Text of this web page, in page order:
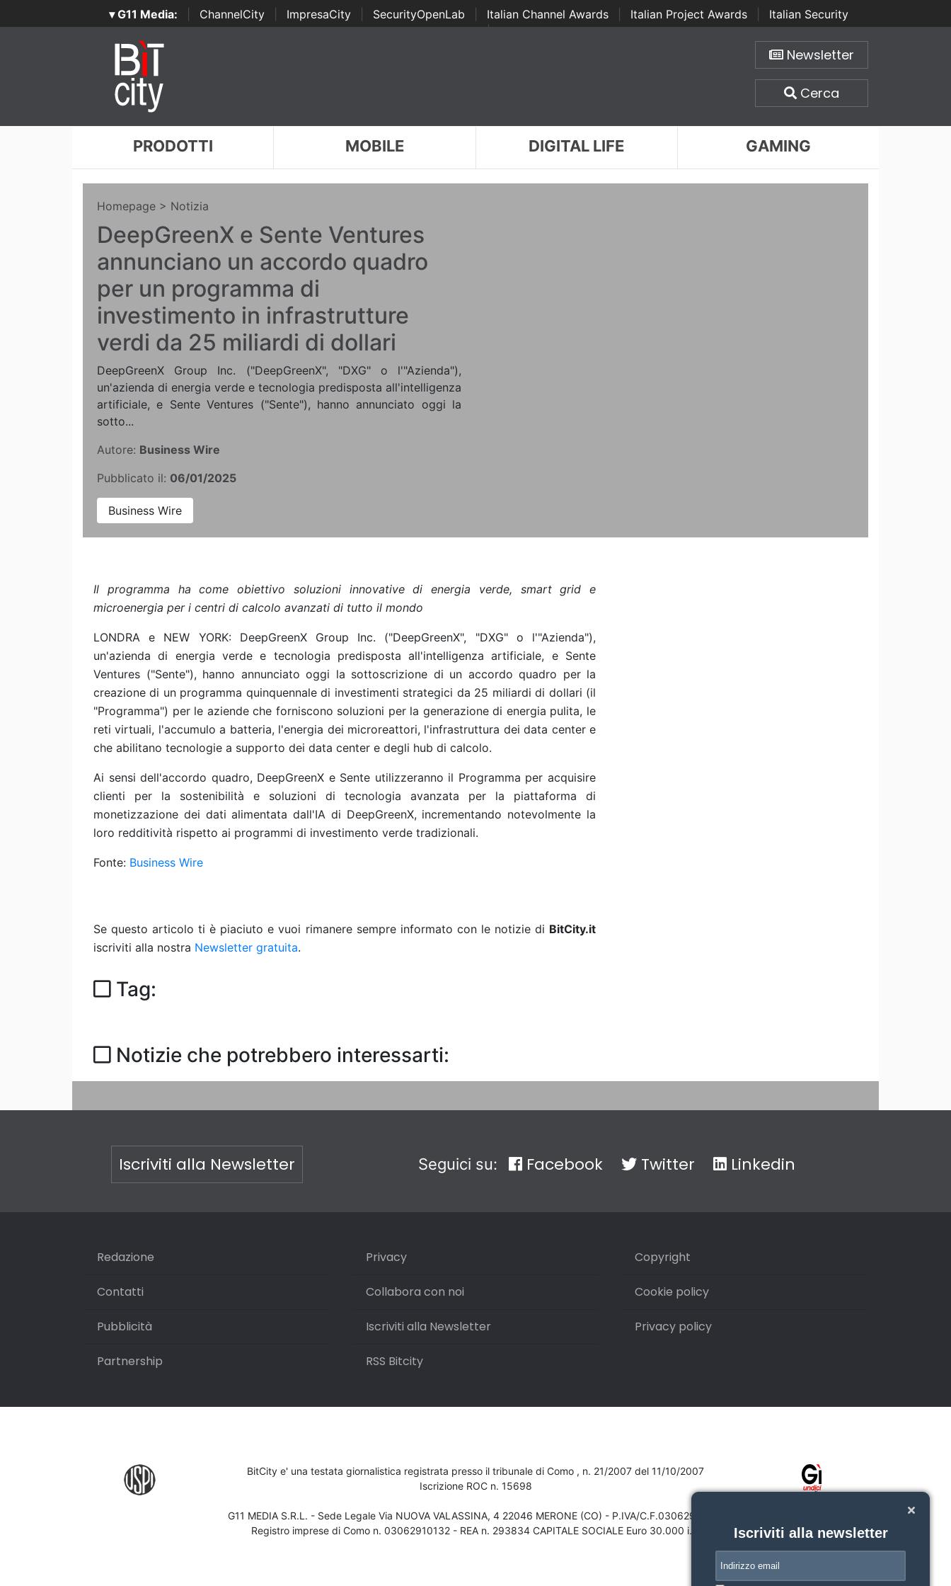
▾ G11 Media: ChannelCity ImpresaCity SecurityOpenLab Italian Channel Awards Italian Project Awards
Italian Security
Awards | ...
Newsletter
Cerca
PRODOTTI MOBILE DIGITAL LIFE GAMING
Homepage > Notizia
DeepGreenX e Sente Ventures
annunciano un accordo quadro
per un programma di
investimento in infrastrutture
verdi da 25 miliardi di dollari
DeepGreenX Group Inc. ("DeepGreenX", "DXG" o l'"Azienda"),
un'azienda di energia verde e tecnologia predisposta all'intelligenza
artificiale, e Sente Ventures ("Sente"), hanno annunciato oggi la
sotto...
Autore: Business Wire
Pubblicato il: 06/01/2025
Business Wire
Il programma ha come obiettivo soluzioni innovative di energia verde, smart grid e
microenergia per i centri di calcolo avanzati di tutto il mondo
LONDRA e NEW YORK: DeepGreenX Group Inc. ("DeepGreenX", "DXG" o l'"Azienda"),
un'azienda di energia verde e tecnologia predisposta all'intelligenza artificiale, e Sente
Ventures ("Sente"), hanno annunciato oggi la sottoscrizione di un accordo quadro per la
creazione di un programma quinquennale di investimenti strategici da 25 miliardi di dollari (il
"Programma") per le aziende che forniscono soluzioni per la generazione di energia pulita, le
reti virtuali, l'accumulo a batteria, l'energia dei microreattori, l'infrastruttura dei data center e
che abilitano tecnologie a supporto dei data center e degli hub di calcolo.
Ai sensi dell'accordo quadro, DeepGreenX e Sente utilizzeranno il Programma per acquisire
clienti per la sostenibilità e soluzioni di tecnologia avanzata per la piattaforma di
monetizzazione dei dati alimentata dall'IA di DeepGreenX, incrementando notevolmente la
loro redditività rispetto ai programmi di investimento verde tradizionali.
Fonte: Business Wire
Se questo articolo ti è piaciuto e vuoi rimanere sempre informato con le notizie di BitCity.it
iscriviti alla nostra Newsletter gratuita.
Tag:
Notizie che potrebbero interessarti:
Iscriviti alla Newsletter Seguici su: Facebook Twitter Linkedin
Redazione
Contatti
Pubblicità
Partnership
Privacy
Collabora con noi
Iscriviti alla Newsletter
RSS Bitcity
Copyright
Cookie policy
Privacy policy
BitCity e' una testata giornalistica registrata presso il tribunale di Como , n. 21/2007 del 11/10/2007
Iscrizione ROC n. 15698
G11 MEDIA S.R.L. - Sede Legale Via NUOVA VALASSINA, 4 22046 MERONE (CO) - P.IVA/C.F.03062910132
Registro imprese di Como n. 03062910132 - REA n. 293834 CAPITALE SOCIALE Euro 30.000 i.v.
Iscriviti alla newsletter